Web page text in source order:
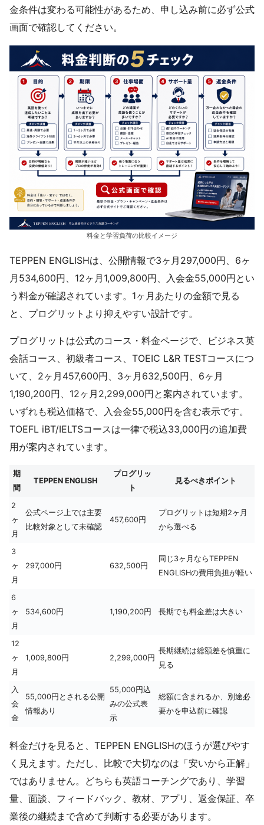
金条件は変わる可能性があるため、申し込み前に必ず公式
画面で確認してください。
料金と学習負荷の比較イメージ
TEPPEN ENGLISHは、公開情報で3ヶ月297,000円、6ヶ
月534,600円、12ヶ月1,009,800円、入会金55,000円とい
う料金が確認されています。1ヶ月あたりの金額で見る
と、プログリットより抑えやすい設計です。
プログリットは公式のコース・料金ページで、ビジネス英
会話コース、初級者コース、TOEIC L&R TESTコースにつ
いて、2ヶ月457,600円、3ヶ月632,500円、6ヶ月
1,190,200円、12ヶ月2,299,000円と案内されています。
いずれも税込価格で、入会金55,000円を含む表示です。
TOEFL iBT/IELTSコースは一律で税込33,000円の追加費
用が案内されています。
期
間
TEPPEN ENGLISH
プログリッ
ト
見るべきポイント
2
ヶ
月
公式ページ上では主要
比較対象として未確認
457,600円
プログリットは短期2ヶ月
から選べる
3
ヶ
月
297,000円 632,500円
同じ3ヶ月ならTEPPEN
ENGLISHの費用負担が軽い
6
ヶ
月
534,600円 1,190,200円 長期でも料金差は大きい
12
ヶ
月
1,009,800円 2,299,000円
長期継続は総額差を慎重に
見る
入
会
金
55,000円とされる公開
情報あり
55,000円込
みの公式表
示
総額に含まれるか、別途必
要かを申込前に確認
料金だけを見ると、TEPPEN ENGLISHのほうが選びやす
く見えます。ただし、比較で大切なのは「安いから正解」
ではありません。どちらも英語コーチングであり、学習
量、面談、フィードバック、教材、アプリ、返金保証、卒
業後の継続まで含めて判断する必要があります。